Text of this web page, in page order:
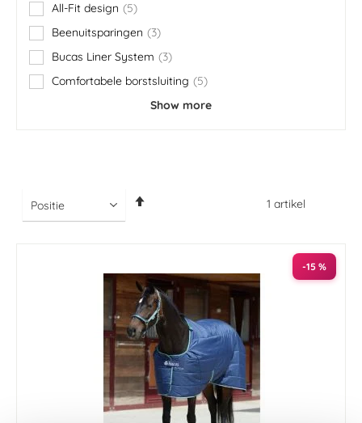
1 artikel
-15 %
All-Fit design
5
items
Beenuitsparingen
3
items
Bucas Liner System
3
items
Comfortabele borstsluiting
5
items
Show more